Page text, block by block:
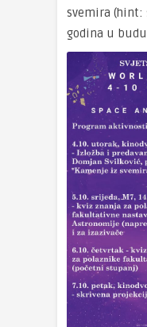
svemira (hint:
godina u